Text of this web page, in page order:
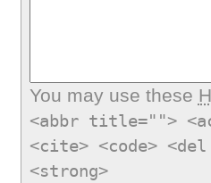
You may use these
<abbr title="">
<cite> <code>
<strong>